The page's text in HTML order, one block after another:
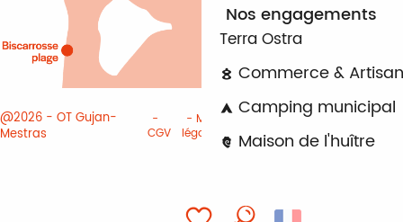
Nos engagements
Terra Ostra
Commerce &
Camping municipal
Maison de l'huître
@2026 - OT Gujan-
Mestras
CGV
Mentions
légales
Paramètres des
cookies